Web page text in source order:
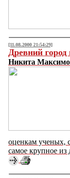
[11.08.2000 21:54:29]
Древний
Никита
оценкам ученых,
самое крупное